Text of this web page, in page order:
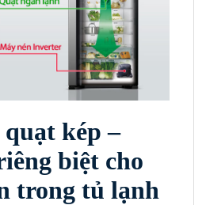
kép –
biệt cho
trong tủ lạnh